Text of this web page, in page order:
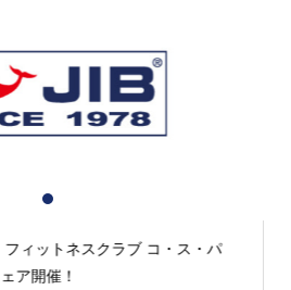
ィットネスクラブ コ・ス・パ
ア開催！
2